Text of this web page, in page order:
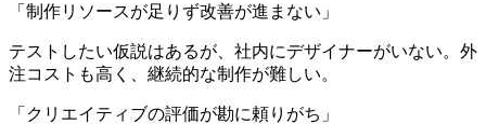
「制作リソースが足りず改善が進まない」
テストしたい仮説はあるが、社内にデザイナーがいない。外
注コストも高く、継続的な制作が難しい。
「クリエイティブの評価が勘に頼りがち」